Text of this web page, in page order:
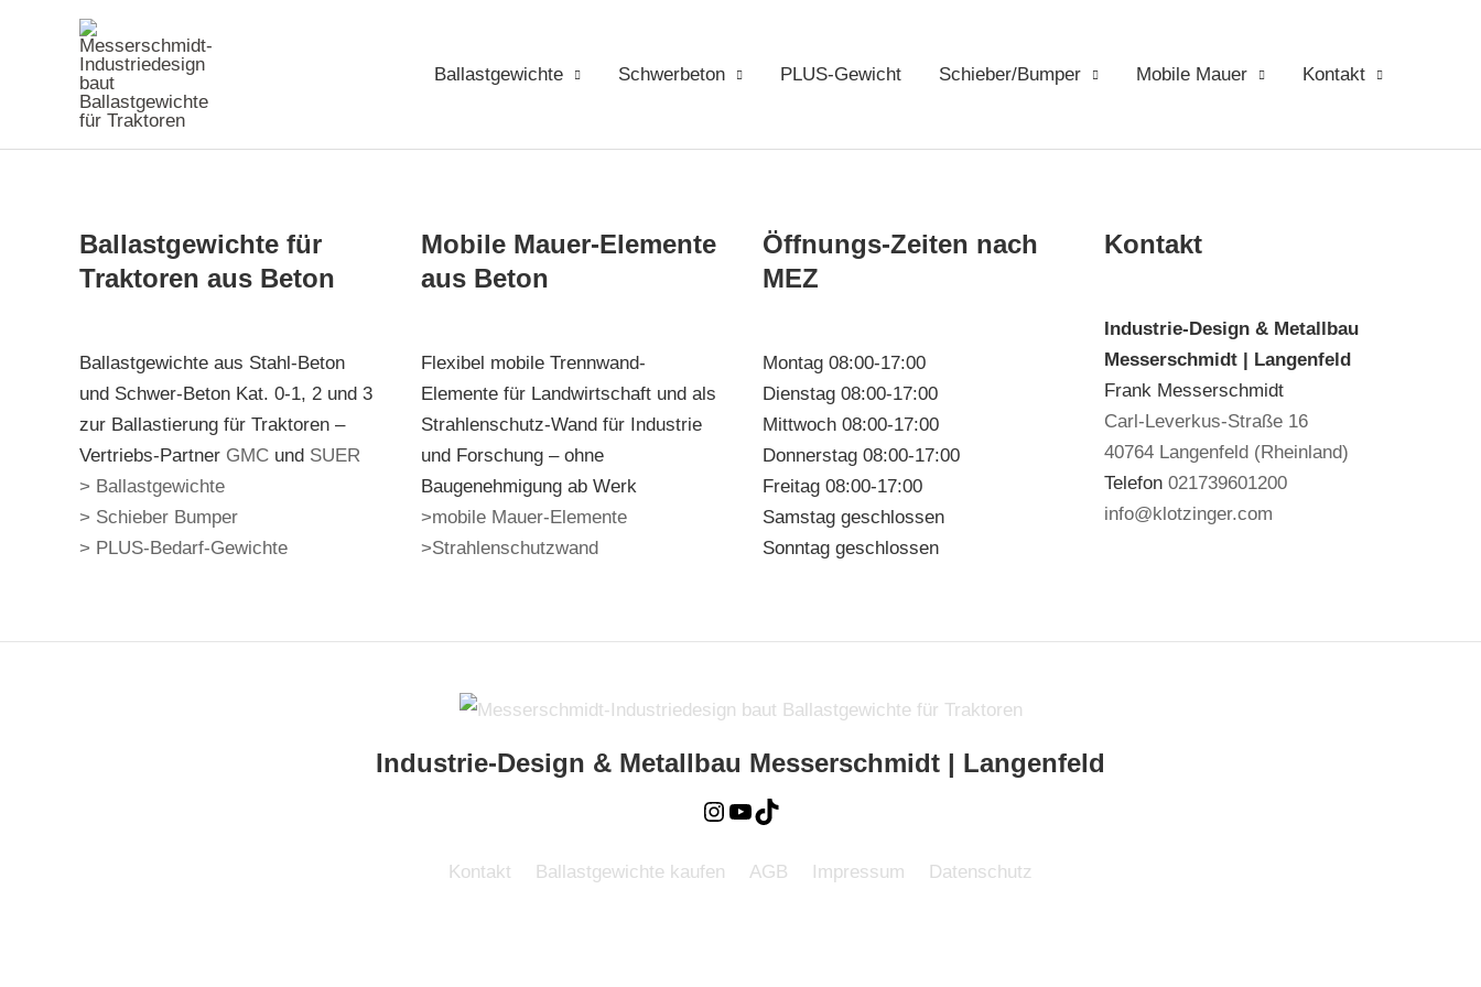
Ballastgewichte Schwerbeton PLUS-Gewicht Schieber/Bumper Mobile Mauer Kontakt
Ballastgewichte für
Traktoren aus Beton
Ballastgewichte aus Stahl-Beton
und Schwer-Beton Kat. 0-1, 2 und 3
zur Ballastierung für Traktoren –
Vertriebs-Partner GMC und SUER
> Ballastgewichte
> Schieber Bumper
> PLUS-Bedarf-Gewichte
Mobile Mauer-Elemente
aus Beton
Flexibel mobile Trennwand-
Elemente für Landwirtschaft und als
Strahlenschutz-Wand für Industrie
und Forschung – ohne
Baugenehmigung ab Werk
>mobile Mauer-Elemente
>Strahlenschutzwand
Öffnungs-Zeiten nach
MEZ
Montag 08:00-17:00
Dienstag 08:00-17:00
Mittwoch 08:00-17:00
Donnerstag 08:00-17:00
Freitag 08:00-17:00
Samstag geschlossen
Sonntag geschlossen
Kontakt
Industrie-Design & Metallbau
Messerschmidt | Langenfeld
Frank Messerschmidt
Carl-Leverkus-Straße 16
40764 Langenfeld (Rheinland)
Telefon 021739601200
info@klotzinger.com
Industrie-Design & Metallbau Messerschmidt | Langenfeld
Kontakt Ballastgewichte kaufen AGB Impressum Datenschutz